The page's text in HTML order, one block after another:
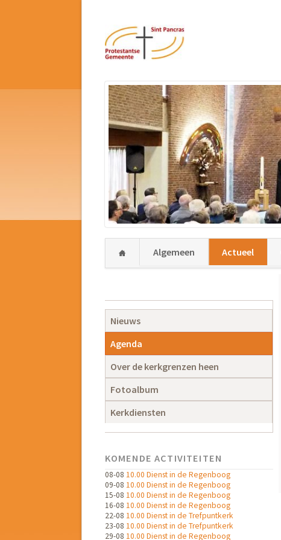
NavigatieAlgemeen Actueel
Navigatie
overslaan
Nieuws
Agenda
Over de kerkgrenzen heen
Fotoalbum
Kerkdiensten
KOMENDE ACTIVITEITEN
08-08 10.00 Dienst in de Regenboog
09-08 10.00 Dienst in de Regenboog
15-08 10.00 Dienst in de Regenboog
16-08 10.00 Dienst in de Regenboog
22-08 10.00 Dienst in de Trefpuntkerk
23-08 10.00 Dienst in de Trefpuntkerk
29-08 10.00 Dienst in de Regenboog